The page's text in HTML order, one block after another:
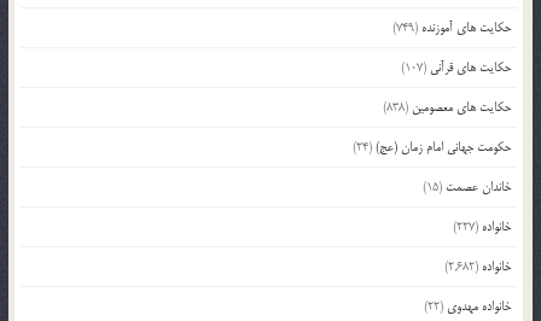
حکایت های آموزنده (749)
حکایت های قرآنی (107)
حکایت های معصومین (838)
حکومت جهانی امام زمان (عج)(24)
خاندان عصمت (15)
خانواده (227)
خانواده (2,682)
خانواده مهدوی (22)